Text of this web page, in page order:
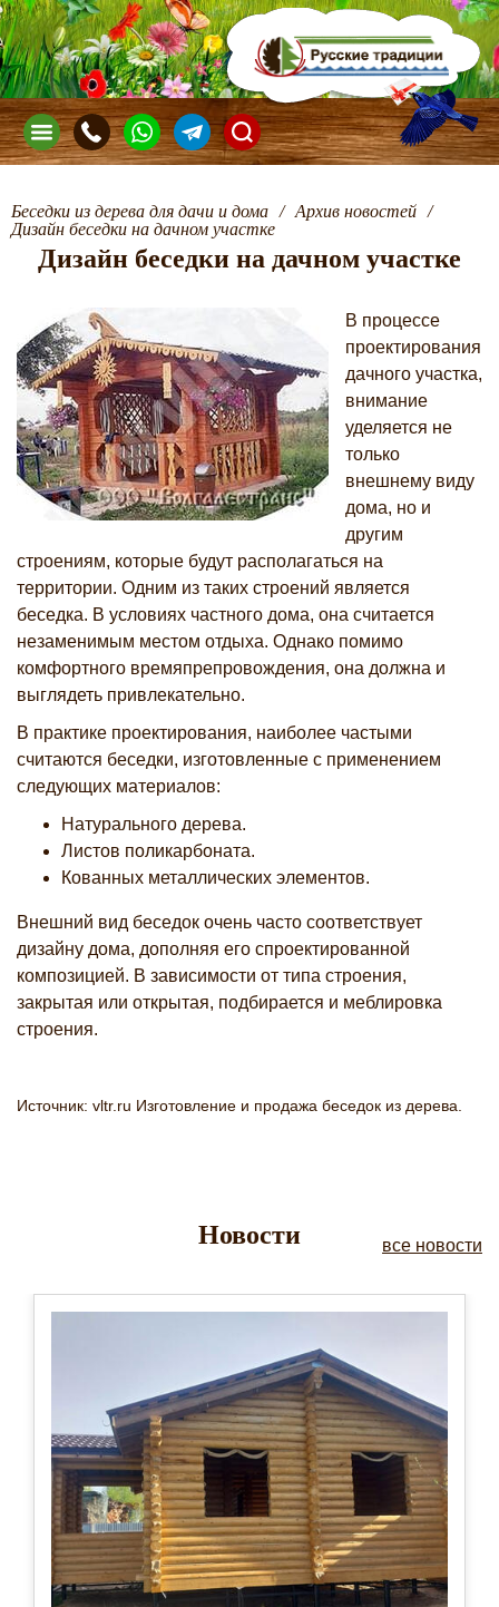
Беседки из дерева для дачи и дома / Архив новостей /
Дизайн беседки на дачном участке
Дизайн беседки на дачном участке
В процессе
проектирования
дачного участка,
внимание
уделяется не
только
внешнему виду
дома, но и
другим
строениям, которые будут располагаться на
территории. Одним из таких строений является
беседка. В условиях частного дома, она считается
незаменимым местом отдыха. Однако помимо
комфортного времяпрепровождения, она должна и
выглядеть привлекательно.
В практике проектирования, наиболее частыми
считаются беседки, изготовленные с применением
следующих материалов:
Натурального дерева.
Листов поликарбоната.
Кованных металлических элементов.
Внешний вид беседок очень часто соответствует
дизайну дома, дополняя его спроектированной
композицией. В зависимости от типа строения,
закрытая или открытая, подбирается и меблировка
строения.
Источник: vltr.ru Изготовление и продажа беседок из дерева.
Новости все новости